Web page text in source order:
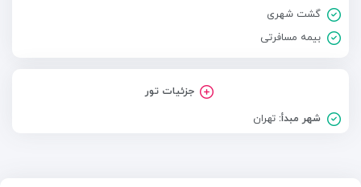
گشت شهری
بیمه مسافرتی
جزئیات تور
شهر مبدأ: تهران